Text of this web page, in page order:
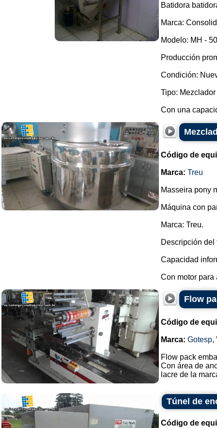
Batidora
Marca:
Modelo: MH -
Producción
Condición:
Tipo:
Con una
Código de
Marca: Treu
Masseira pony
Máquina con
Marca: Treu.
Descripción del
Capacidad
Con motor para
Flow
Código de
Marca: Gotesp,
Flow pack
Con área de
lacre de la
Túnel de
Código de